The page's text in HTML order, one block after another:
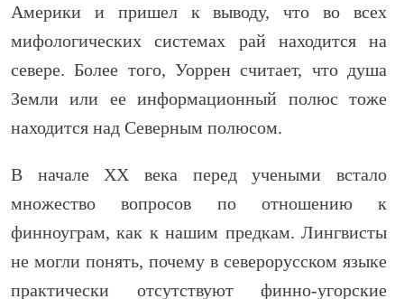
Америки и пришел к выводу, что во всех
мифологических системах рай находится на
севере. Более того, Уоррен считает, что душа
Земли или ее информационный полюс тоже
находится над Северным полюсом.
В начале XX века перед учеными встало
множество вопросов по отношению к
финноуграм, как к нашим предкам. Лингвисты
не могли понять, почему в северорусском языке
практически отсутствуют финно-угорские